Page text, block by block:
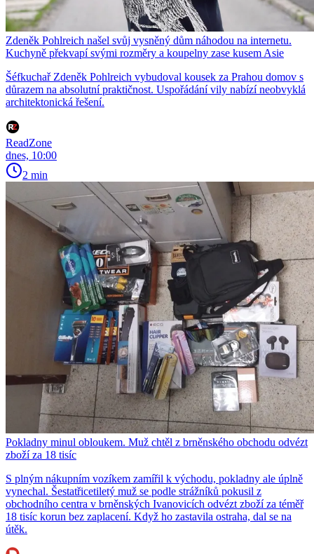
Zdeněk Pohlreich našel svůj vysněný dům náhodou na internetu.
Kuchyně překvapí svými rozměry a koupelny zase kusem Asie
Šéfkuchař Zdeněk Pohlreich vybudoval kousek za Prahou domov s
důrazem na absolutní praktičnost. Uspořádání vily nabízí neobvyklá
architektonická řešení.
ReadZone
dnes, 10:00
2 min
Pokladny minul obloukem. Muž chtěl z brněnského obchodu odvézt
zboží za 18 tisíc
S plným nákupním vozíkem zamířil k východu, pokladny ale úplně
vynechal. Šestatřicetiletý muž se podle strážníků pokusil z
obchodního centra v brněnských Ivanovicích odvézt zboží za téměř
18 tisíc korun bez zaplacení. Když ho zastavila ostraha, dal se na
útěk.